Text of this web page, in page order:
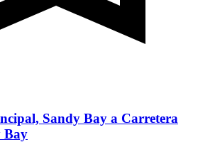
Sandy Bay a Carretera
Bay